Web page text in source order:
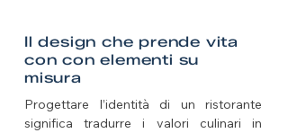
Il design che prende vita
con con elementi su
misura
Progettare l’identità di un ristorante
significa tradurre i valori culinari in